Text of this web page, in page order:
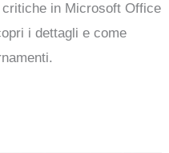
in Microsoft Office
i dettagli e come